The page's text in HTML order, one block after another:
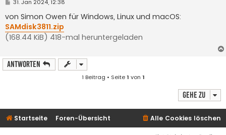
i
t
r
a
g
31. Jan 2024, 12:38
von Simon Owen für Windows, Linux und macOS:
SAMdisk3811.zip
(168.44 KiB) 418-mal heruntergeladen
Antworten
1 Beitrag • Seite1 von 1
Gehe zu
Startseite Foren-Übersicht Alle Cookies löschen